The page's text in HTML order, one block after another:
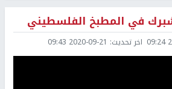
في المطبخ الفلسطيني
اخر تحديث: 2020-09-21 09:43